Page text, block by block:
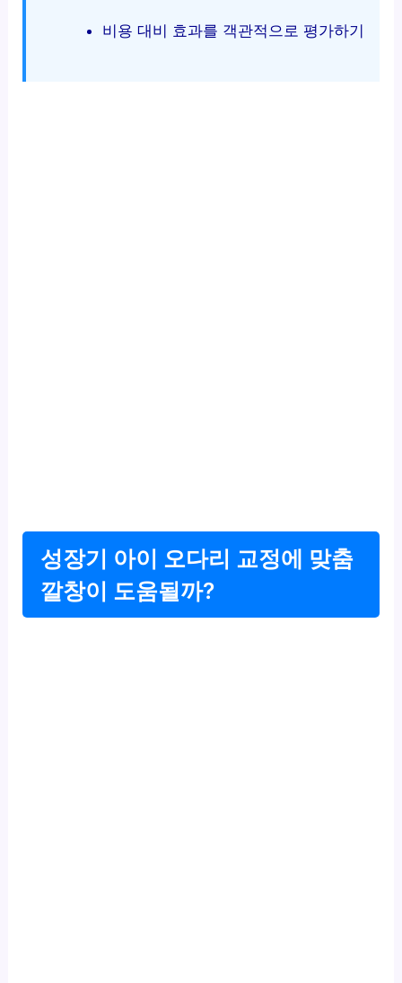
비용 대비 효과를 객관적으로 평가하기
성장기 아이 오다리 교정에 맞춤
깔창이 도움될까?